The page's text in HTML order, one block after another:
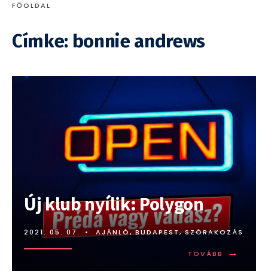
FŐOLDAL
Címke: bonnie andrews
Új klub nyílik: Polygon
2021. 05. 07. • AJÁNLÓ,BUDAPEST,SZÓRAKOZÁS
TOVÁBB →
TOVÁBB: